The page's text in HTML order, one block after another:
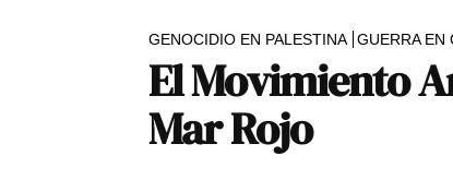
GENOCIDIO EN PALESTINA GUERRA EN
El Movimiento
Mar Rojo